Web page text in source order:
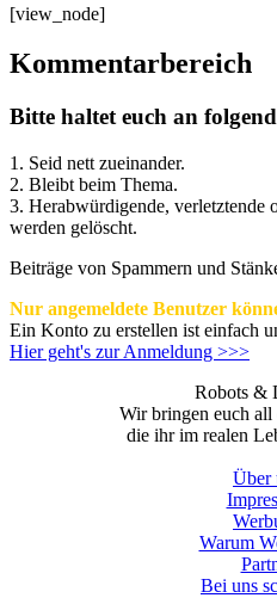
[view_node]
Kommentarbereich
Bitte haltet euch an
1. Seid nett zueinander.
2. Bleibt beim Thema.
3. Herabwürdigende, verletztende
werden gelöscht.
Beiträge von Spammern und
Nur angemeldete Benutzer
Ein Konto zu erstellen ist einfach
Hier geht's zur Anmeldung >>>
Robots &
Wir bringen euch
die ihr im realen
Über
Warum
Bei uns